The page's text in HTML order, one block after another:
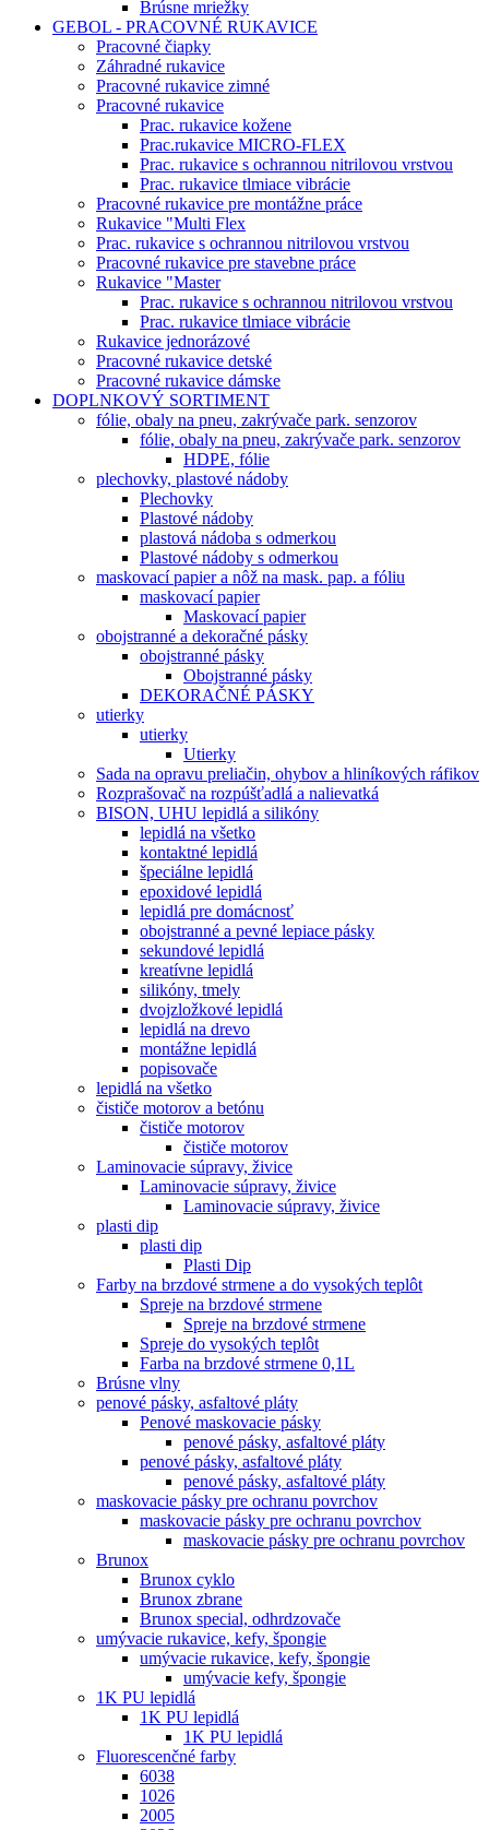
Brúsne mriežky
GEBOL - PRACOVNÉ RUKAVICE
Pracovné čiapky
Záhradné rukavice
Pracovné rukavice zimné
Pracovné rukavice
Prac. rukavice kožene
Prac.rukavice MICRO-FLEX
Prac. rukavice s ochrannou nitrilovou vrstvou
Prac. rukavice tlmiace vibrácie
Pracovné rukavice pre montážne práce
Rukavice "Multi Flex
Prac. rukavice s ochrannou nitrilovou vrstvou
Pracovné rukavice pre stavebne práce
Rukavice "Master
Prac. rukavice s ochrannou nitrilovou vrstvou
Prac. rukavice tlmiace vibrácie
Rukavice jednorázové
Pracovné rukavice detské
Pracovné rukavice dámske
DOPLNKOVÝ SORTIMENT
fólie, obaly na pneu, zakrývače park. senzorov
fólie, obaly na pneu, zakrývače park. senzorov
HDPE, fólie
plechovky, plastové nádoby
Plechovky
Plastové nádoby
plastová nádoba s odmerkou
Plastové nádoby s odmerkou
maskovací papier a nôž na mask. pap. a fóliu
maskovací papier
Maskovací papier
obojstranné a dekoračné pásky
obojstranné pásky
Obojstranné pásky
DEKORAČNÉ PÁSKY
utierky
utierky
Utierky
Sada na opravu preliačin, ohybov a hliníkových ráfikov
Rozprašovač na rozpúšťadlá a nalievatká
BISON, UHU lepidlá a silikóny
lepidlá na všetko
kontaktné lepidlá
špeciálne lepidlá
epoxidové lepidlá
lepidlá pre domácnosť
obojstranné a pevné lepiace pásky
sekundové lepidlá
kreatívne lepidlá
silikóny, tmely
dvojzložkové lepidlá
lepidlá na drevo
montážne lepidlá
popisovače
lepidlá na všetko
čističe motorov a betónu
čističe motorov
čističe motorov
Laminovacie súpravy, živice
Laminovacie súpravy, živice
Laminovacie súpravy, živice
plasti dip
plasti dip
Plasti Dip
Farby na brzdové strmene a do vysokých teplôt
Spreje na brzdové strmene
Spreje na brzdové strmene
Spreje do vysokých teplôt
Farba na brzdové strmene 0,1L
Brúsne vlny
penové pásky, asfaltové pláty
Penové maskovacie pásky
penové pásky, asfaltové pláty
penové pásky, asfaltové pláty
penové pásky, asfaltové pláty
maskovacie pásky pre ochranu povrchov
maskovacie pásky pre ochranu povrchov
maskovacie pásky pre ochranu povrchov
Brunox
Brunox cyklo
Brunox zbrane
Brunox special, odhrdzovače
umývacie rukavice, kefy, špongie
umývacie rukavice, kefy, špongie
umývacie kefy, špongie
1K PU lepidlá
1K PU lepidlá
1K PU lepidlá
Fluorescenčné farby
6038
1026
2005